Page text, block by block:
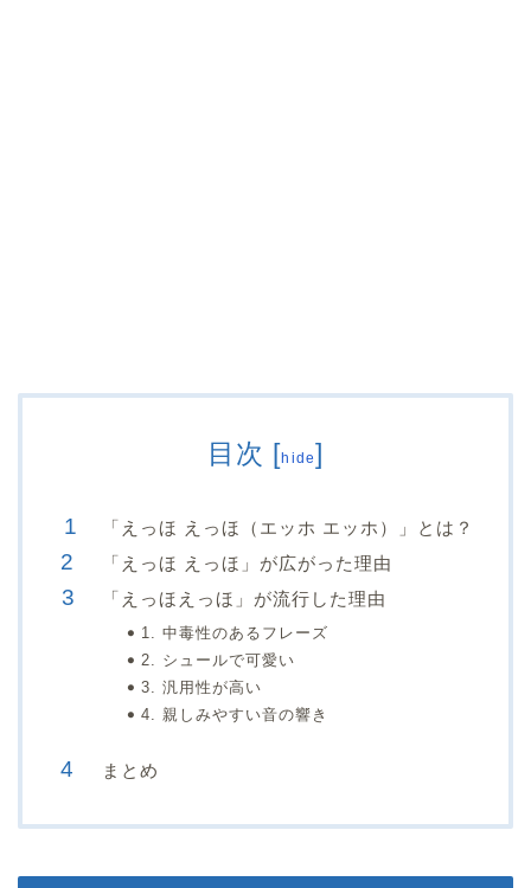
目次 [hide]
「えっほ えっほ（エッホ エッホ）」とは？
「えっほ えっほ」が広がった理由
「えっほえっほ」が流行した理由
1. 中毒性のあるフレーズ
2. シュールで可愛い
3. 汎用性が高い
4. 親しみやすい音の響き
まとめ